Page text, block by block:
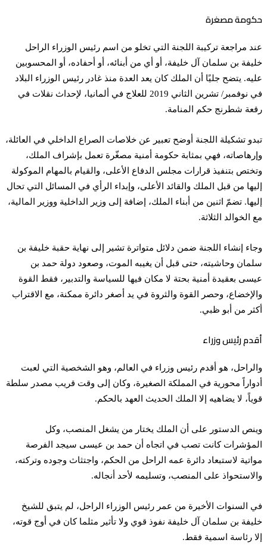
حكومة مصغرة
عند مراجعة تركيبة اللجنة التي تخلو من اسم رئيس الوزراء الراحل
خليفة بن سلمان آل خليفة، أو أي من أبنائه، أو أحفاده، أو المحسوبين
عليه. يتضح جليًا أن الملك كان يعد العدة منذ غادر رئيس الوزراء البلاد
في نوفمبر/ تشرين الثاني 2019 للعلاج في ألمانيا، لإحداث نقلات في
رقعة شطرنج حكم المنامة.
تبدو تشكيلة اللجنة أوضح تعبير عن خلاصات الصراع الداخلي في العائلة،
وإرهاصاته، فهي بمثابة حكومة أمنية مصغّرة تعمل بإشراف الملك،
وتختص بتنفيذ قرارات مجلس الدفاع الأعلى، والقيام بالمهام الموكولة
إليها من قبل الملك والقائد الأعلى، وإبداء الرأي في المسائل التي تحال
إليها. تضمّ اثنين من أبناء الملك، إضافة إلى وزير الداخلية ووزير المالية،
مع الخوالد الثلاثة.
وجاء إنشاء اللجنة ضمن دلائل متواترة تشير إلى نهاية حقبة خليفة بن
سلمان وحاشيته، حتى قبل أن يغيبه الموت، وصعود دولة حمد بن
عيسى بعقيدة أمنية بحتة لا مكان فيها للسياسة والتدبير، فقط القوة
والإخضاع، وحصر القوة والثروة في يد أصغر دائرة ممكنة، مع الاقتراب
أكثر من أبو ظبي.
أقدم رئيس وزراء
والراحل، هو أقدم رئيس وزراء في العالم، وهو الشخصية التي لعبت
أدواراً محورية في المملكة الصغيرة، وكان إلى وقت قريب مصدر سلطة
قوياً، لا يضاهيه إلا الملك الحديث العهد بالحكم.
وينص الدستور على أن الملك يختار من يشغل المنصب، وكل
المؤشرات كانت تصب في اتجاه أن حمد بن عيسى سيجد الفرصة
مواتية لاستبعاد دائرة عمه الراحل من الحكم، واجتثاث وجوده وتركته،
والاستحواذ على المنصب، وتسليمه لأحد أنجاله.
في السنوات الأخيرة من عمر رئيس الوزراء الراحل، لم يتبق للشيخ
خليفة بن سلمان آل خليفة نفوذ قوي ولا تأثير مثلما كان في أوج قوته،
إلا رئاسة اسمية فقط.